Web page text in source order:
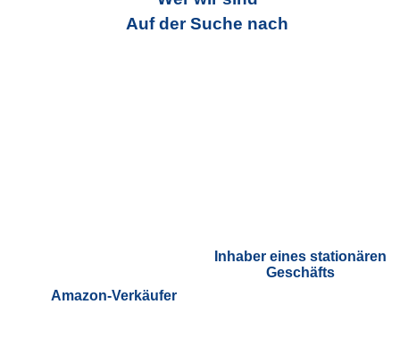
Auf der Suche nach
Amazon-Verkäufer
Inhaber eines stationären
Geschäfts